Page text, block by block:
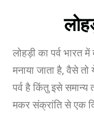
लोहड़ी का पर्व भारत
मनाया जाता है, वैसे
पर्व है किंतु इसे समान्य
मकर संक्रांति से एक